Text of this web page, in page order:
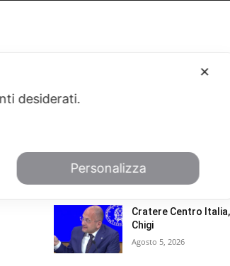
POTREBBE INTERESSARTI
Cratere Centro
Chigi
Agosto 5, 2026
✕
desiderati.
Personalizza